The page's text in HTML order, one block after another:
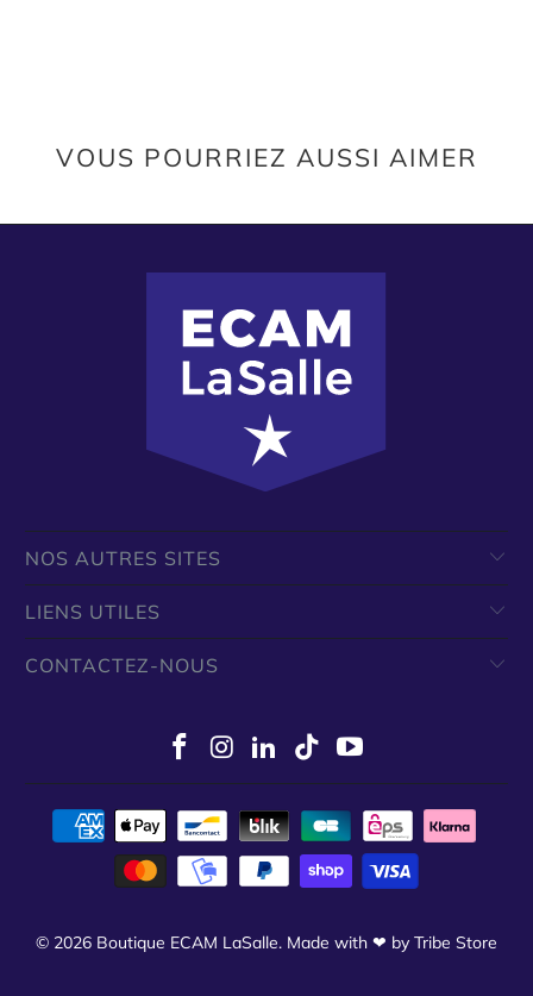
VOUS POURRIEZ AUSSI AIMER
NOS AUTRES SITES
LIENS UTILES
CONTACTEZ-NOUS
© 2026 Boutique ECAM LaSalle. Made with ❤ by Tribe Store